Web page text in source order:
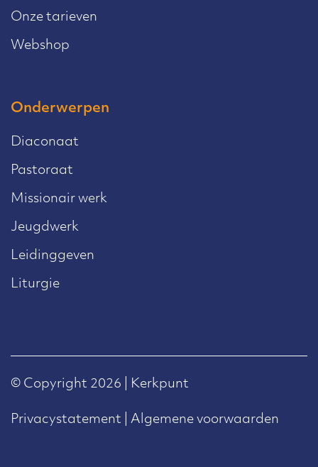
Onze tarieven
Webshop
Onderwerpen
Diaconaat
Pastoraat
Missionair werk
Jeugdwerk
Leidinggeven
Liturgie
© Copyright 2026 | Kerkpunt
Privacystatement Algemene voorwaarden